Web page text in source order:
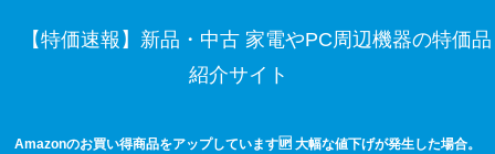
【特価速報】新品・中古 家電やPC周辺機器の特価品
紹介サイト
Amazonのお買い得商品をアップしています🆙 大幅な値下げが発生した場合。